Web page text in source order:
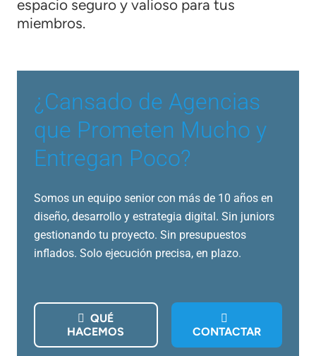
espacio seguro y valioso para tus
miembros.
¿Cansado de Agencias
que Prometen Mucho y
Entregan Poco?
Somos un equipo senior con más de 10 años en
diseño, desarrollo y estrategia digital. Sin juniors
gestionando tu proyecto. Sin presupuestos
inflados. Solo ejecución precisa, en plazo.
QUÉ
HACEMOS
CONTACTAR